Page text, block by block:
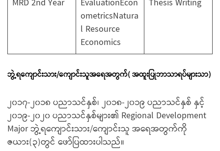
MRD 2nd Year
EvaluationEcon
ometricsNatura
l Resource
Economics
Thesis Writing
ဘွဲ့ရကျောင်းသား/ကျောင်းသူအရေအတွက်( အထူးပြုဘာသာရပ်များသာ)
၂၀၁၇-၂၀၁၈ ပညာသင်နှစ်၊ ၂၀၁၈-၂၀၁၉ ပညာသင်နှစ် နှင့်
၂၀၁၉-၂၀၂၀ ပညာသင်နှစ်များ၏ Regional Development
Major ဘွဲ့ရကျောင်းသား/ကျောင်းသူ အရေအတွက်ကို
ဇယား(၃)တွင် ဖော်ပြထားပါသည်။